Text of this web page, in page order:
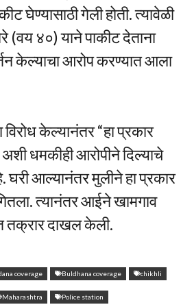
घेण्यासाठी गेली होती. त्यावेळी
(वय ४०) याने पाकीट देताना
केल्याचा आरोप करण्यात आला
विरोध केल्यानंतर “हा प्रकार
धमकीही आरोपीने दिल्याचे
आल्यानंतर मुलीने हा प्रकार
त्यानंतर आईने खामगाव
तक्रार दाखल केली.
coverage Buldhana coverage chikhli
Maharashtra Police station